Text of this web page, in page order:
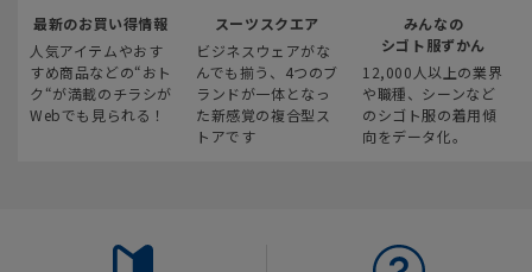
最新のお買い得情報
人気アイテムやおす
すめ商品などの“おト
ク“が満載のチラシが
Webでも見られる！
スーツスクエア
ビジネスウェアがな
んでも揃う、4つのブ
ランドが一体となっ
た新感覚の複合型ス
トアです
みんなの
シゴト服ずかん
12,000人以上の業界
や職種、シーンなど
のシゴト服の着用傾
向をデータ化。